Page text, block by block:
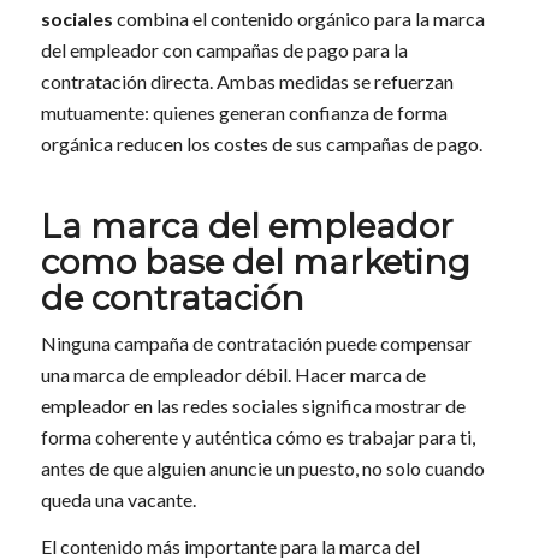
sociales combina el contenido orgánico para la marca
del empleador con campañas de pago para la
contratación directa. Ambas medidas se refuerzan
mutuamente: quienes generan confianza de forma
orgánica reducen los costes de sus campañas de pago.
La marca del empleador
como base del marketing
de contratación
Ninguna campaña de contratación puede compensar
una marca de empleador débil. Hacer marca de
empleador en las redes sociales significa mostrar de
forma coherente y auténtica cómo es trabajar para ti,
antes de que alguien anuncie un puesto, no solo cuando
queda una vacante.
El contenido más importante para la marca del